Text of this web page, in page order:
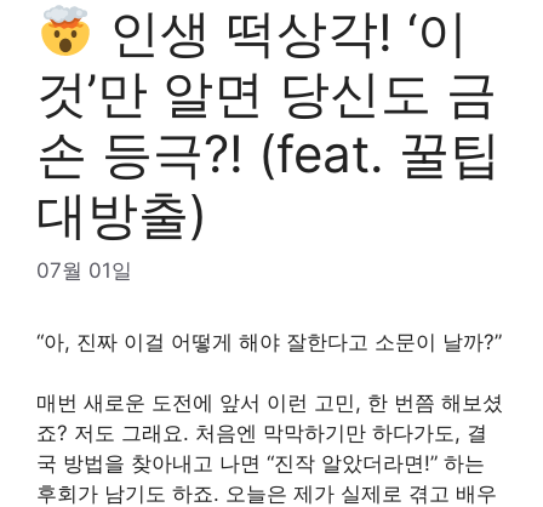
인생 떡상각! ‘이
것’만 알면 당신도 금
손 등극?! (feat. 꿀팁
대방출)
07월 01일
“아, 진짜 이걸 어떻게 해야 잘한다고 소문이 날까?”
매번 새로운 도전에 앞서 이런 고민, 한 번쯤 해보셨
죠? 저도 그래요. 처음엔 막막하기만 하다가도, 결
국 방법을 찾아내고 나면 “진작 알았더라면!” 하는
후회가 남기도 하죠. 오늘은 제가 실제로 겪고 배우